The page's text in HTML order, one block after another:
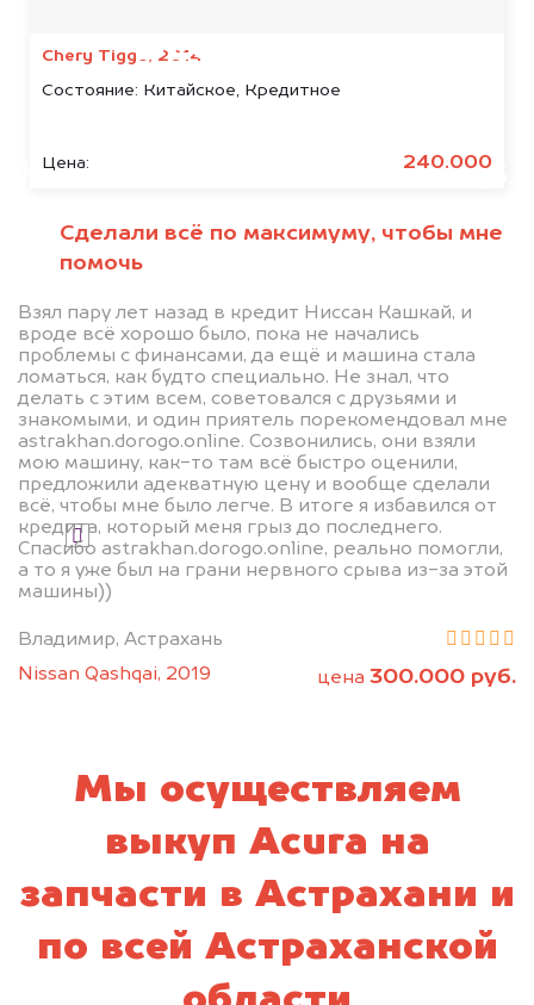
Chery Tiggo, 2014
Состояние: Китайское, Кредитное
Цена: 240.000
Сделали всё по максимуму, чтобы мне
помочь
Взял пару лет назад в кредит Ниссан Кашкай, и
вроде всё хорошо было, пока не начались
проблемы с финансами, да ещё и машина стала
ломаться, как будто специально. Не знал, что
делать с этим всем, советовался с друзьями и
знакомыми, и один приятель порекомендовал мне
astrakhan.dorogo.online. Созвонились, они взяли
мою машину, как-то там всё быстро оценили,
предложили адекватную цену и вообще сделали
всё, чтобы мне было легче. В итоге я избавился от
кредита, который меня грыз до последнего.
Спасибо astrakhan.dorogo.online, реально помогли,
а то я уже был на грани нервного срыва из-за этой
машины))
Владимир, Астрахань
Nissan Qashqai, 2019
цена 300.000 руб.
БЕСПЛАТНО
Узнайте стоимость автомобиля
Мы купим ваше авто на 20.000 руб.
автоаукционах.
Узнать стоимость
Я даю согласие на обработку своих
персональных данных и соглашаюсь с
политикой конфиденциальности
Мы осуществляем
выкуп Acura на
запчасти в Астрахани и
по всей Астраханской